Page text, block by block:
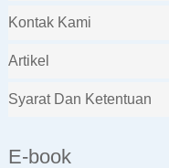
Kontak Kami
Artikel
Syarat Dan Ketentuan
E-book